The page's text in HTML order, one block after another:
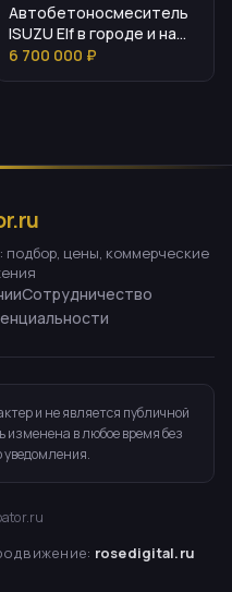
Автобетоносмеситель
ISUZU Elf в городе и на
стройке
6 700 000 ₽
подбор, цены, коммерческие
Сотрудничество
и не является публичной
в любое время без
уведомления.
rosedigital.ru